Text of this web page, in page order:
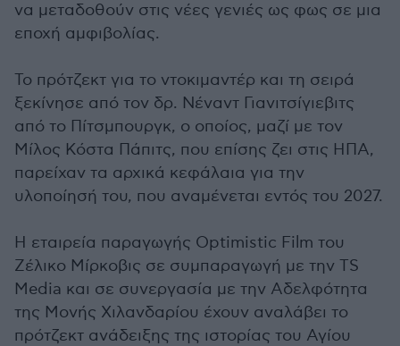
να μεταδοθούν στις νέες γενιές ως φως σε μια
εποχή αμφιβολίας.
Το πρότζεκτ για το ντοκιμαντέρ και τη σειρά
ξεκίνησε από τον δρ. Νέναντ Γιανιτσίγιεβιτς
από το Πίτσμπουργκ, ο οποίος, μαζί με τον
Μίλος Κόστα Πάπιτς, που επίσης ζει στις ΗΠΑ,
παρείχαν τα αρχικά κεφάλαια για την
υλοποίησή του, που αναμένεται εντός του 2027.
Η εταιρεία παραγωγής Optimistic Film του
Ζέλικο Μίρκοβις σε συμπαραγωγή με την TS
Media και σε συνεργασία με την Αδελφότητα
της Μονής Χιλανδαρίου έχουν αναλάβει το
πρότζεκτ ανάδειξης της ιστορίας του Αγίου